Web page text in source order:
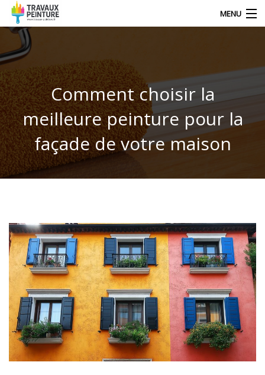
MENU
NOS DERNIERS ARTICLES
DÉCORATION
TRAVAUX
TECHNIQUE DE PEINTRE
CONTACT
Comment choisir la
meilleure peinture pour la
façade de votre maison